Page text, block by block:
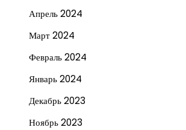
Апрель 2024
Март 2024
Февраль 2024
Январь 2024
Декабрь 2023
Ноябрь 2023